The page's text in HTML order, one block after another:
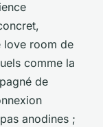
love room de
comme la
de
anodines ;